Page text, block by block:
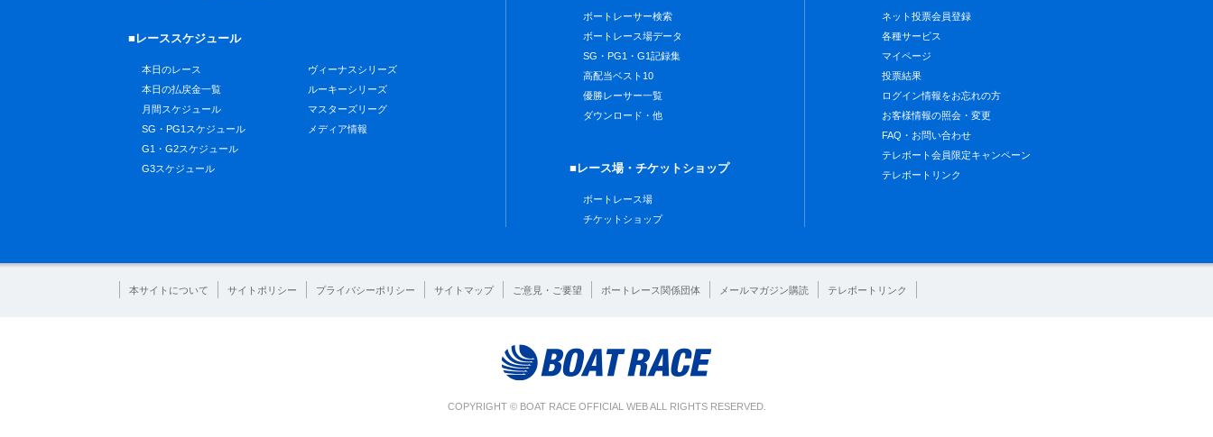
■レーススケジュール
本日のレース
本日の払戻金一覧
月間スケジュール
SG・PG1スケジュール
G1・G2スケジュール
G3スケジュール
ヴィーナスシリーズ
ルーキーシリーズ
マスターズリーグ
メディア情報
ボートレーサー検索
ボートレース場データ
SG・PG1・G1記録集
高配当ベスト10
優勝レーサー一覧
ダウンロード・他
■レース場・チケットショップ
ボートレース場
チケットショップ
ネット投票会員登録
各種サービス
マイページ
投票結果
ログイン情報をお忘れの方
お客様情報の照会・変更
FAQ・お問い合わせ
テレボート会員限定キャンペーン
テレボートリンク
本サイトについて サイトポリシー プライバシーポリシー サイトマップ ご意見・ご要望 ボートレース関係団体 メールマガジン購読 テレボートリンク
COPYRIGHT © BOAT RACE OFFICIAL WEB ALL RIGHTS RESERVED.